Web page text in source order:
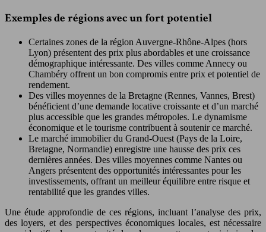
Exemples de régions avec un fort potentiel
Certaines zones de la région Auvergne-Rhône-Alpes (hors
Lyon) présentent des prix plus abordables et une croissance
démographique intéressante. Des villes comme Annecy ou
Chambéry offrent un bon compromis entre prix et potentiel de
rendement.
Des villes moyennes de la Bretagne (Rennes, Vannes, Brest)
bénéficient d’une demande locative croissante et d’un marché
plus accessible que les grandes métropoles. Le dynamisme
économique et le tourisme contribuent à soutenir ce marché.
Le marché immobilier du Grand-Ouest (Pays de la Loire,
Bretagne, Normandie) enregistre une hausse des prix ces
dernières années. Des villes moyennes comme Nantes ou
Angers présentent des opportunités intéressantes pour les
investissements, offrant un meilleur équilibre entre risque et
rentabilité que les grandes villes.
Une étude approfondie de ces régions, incluant l’analyse des prix,
des loyers, et des perspectives économiques locales, est nécessaire